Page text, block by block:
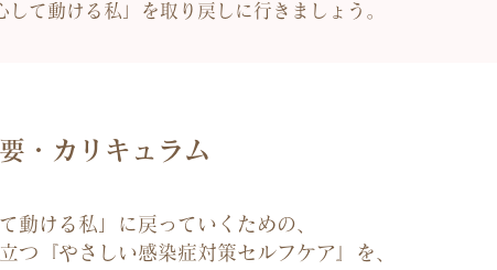
して動ける私」を取り戻しに行きましょう。
て動ける私」に戻っていくための、
つ『やさしい感染症対策セルフケア』を、
・カリキュラム